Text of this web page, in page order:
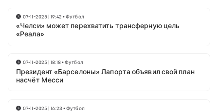
07-11-2025 | 19:42 •Футбол
«Челси» может перехватить трансферную цель
«Реала»
07-11-2025 | 18:18•Футбол
Президент «Барселоны» Лапорта объявил свой план
насчёт Месси
07-11-2025 | 16:23 •Футбол